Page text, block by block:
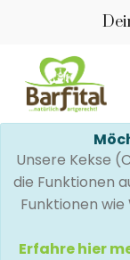
Unsere Kekse
die Funktionen
Funktionen
Erfahre hier